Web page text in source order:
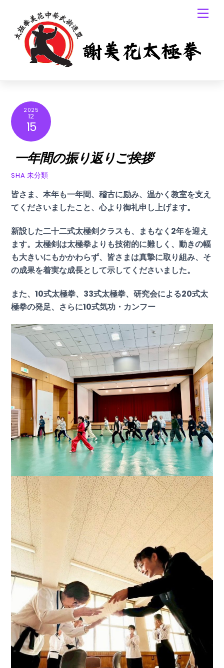
content
2025
12
15
一年間の振り返りご挨拶
SHA 未分類
皆さま、本年も一年間、稽古に励み、温かく教室を支え
てくださいましたこと、心より御礼申し上げます。
新設した二十二式太極剣クラスも、まもなく2年を迎え
ます。太極剣は太極拳よりも技術的に難しく、動きの幅
も大きいにもかかわらず、皆さまは真摯に取り組み、そ
の成果を着実な成長として示してくださいました。
また、10式太極拳、33式太極拳、研究会による20式太
極拳の発足、さらに10式気功・カンフー